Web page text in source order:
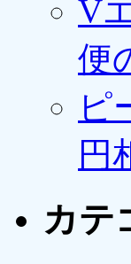
V
便
ピ
円
カテ